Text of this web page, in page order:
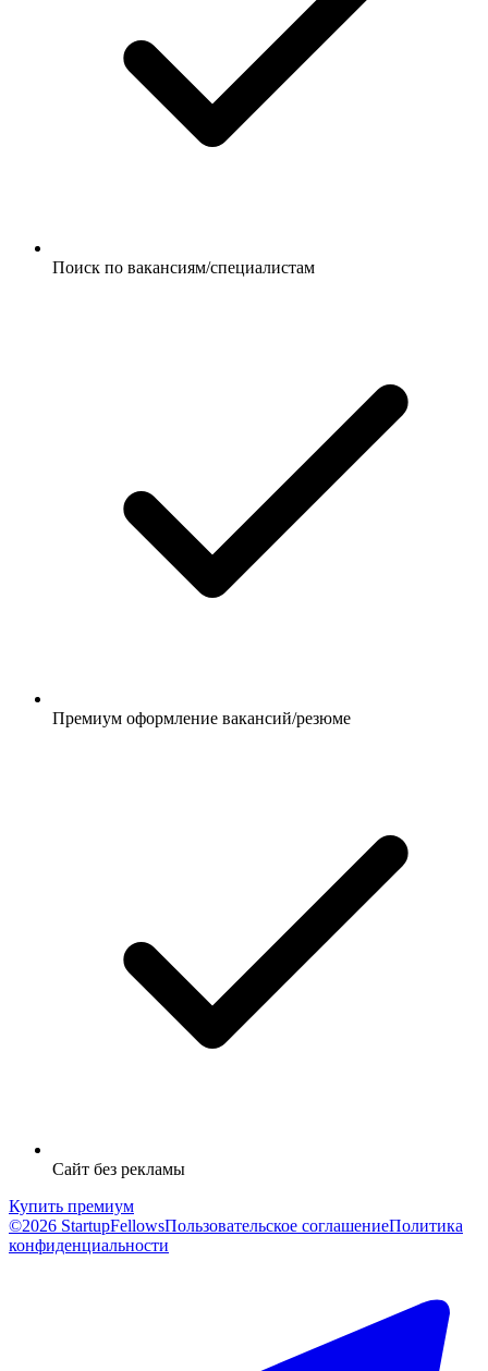
Поиск по вакансиям/специалистам
Премиум оформление вакансий/резюме
Сайт без рекламы
Купить премиум
©2026 StartupFellowsПользовательское соглашениеПолитика
конфиденциальности